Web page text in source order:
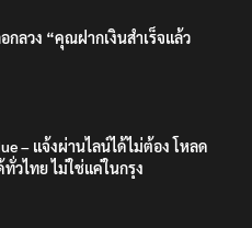
กลวง “คุณฝากเงินสำเร็จแล้ว
– แจ้งผ่านไลน์ได้ไม่ต้อง โหลด
วไทย ไม่ใช่แค่ในกรุง